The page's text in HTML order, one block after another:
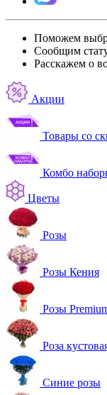
Поможем
Сообщим
Расскажем о
Акции
Товары со
Комбо
Цветы
Розы
Розы Кения
Розы
Роза
Синие розы